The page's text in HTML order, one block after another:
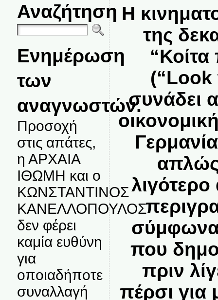
Αναζήτηση
Ενημέρωση
των
αναγνωστών.
Προσοχή
στις απάτες,
η ΑΡΧΑΙΑ
ΙΘΩΜΗ και ο
ΚΩΝΣΤΑΝΤΙΝΟΣ
ΚΑΝΕΛΛΟΠΟΥΛΟΣ
δεν φέρει
καμία ευθύνη
για
οποιαδήποτε
συναλλαγή
Η
της
“Κοίτα
συνάδει
απλώς
σύμφωνα
που
πριν
πέρσι για